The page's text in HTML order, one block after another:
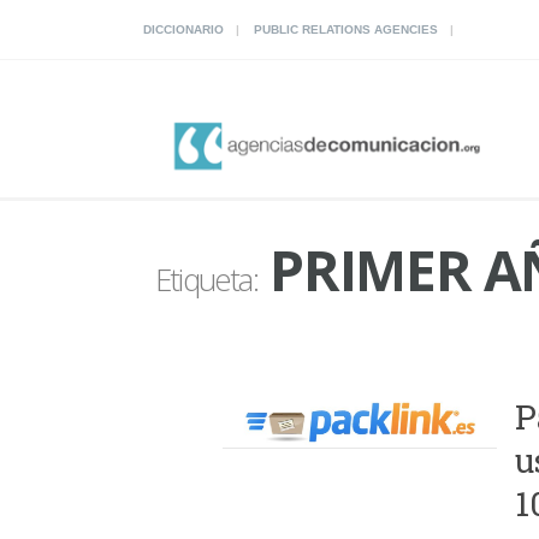
DICCIONARIO PUBLIC RELATIONS AGENCIES
Etiqueta:PRIMER